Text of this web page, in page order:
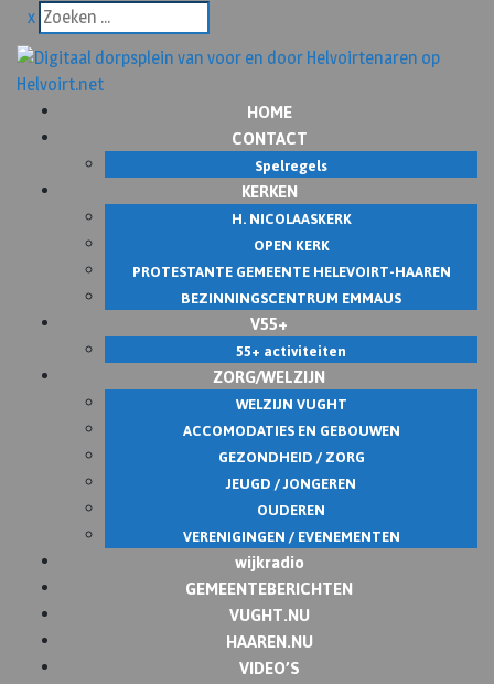
x
HOME
CONTACT
Spelregels
KERKEN
H. NICOLAASKERK
OPEN KERK
PROTESTANTE GEMEENTE HELEVOIRT-HAAREN
BEZINNINGSCENTRUM EMMAUS
V55+
55+ activiteiten
ZORG/WELZIJN
WELZIJN VUGHT
ACCOMODATIES EN GEBOUWEN
GEZONDHEID / ZORG
JEUGD / JONGEREN
OUDEREN
VERENIGINGEN / EVENEMENTEN
wijkradio
GEMEENTEBERICHTEN
VUGHT.NU
HAAREN.NU
VIDEO’S